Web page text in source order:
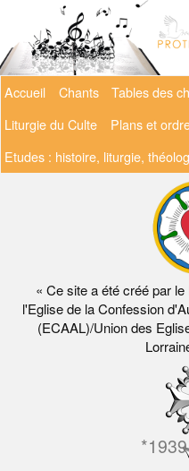
contenu
principal
« Ce site a été créé par
l'Eglise de la Confession
(ECAAL)/Union des
Menu
Accueil Chants Tables des
Liturgie du Culte
Plans et
Etudes : histoire, liturgie,